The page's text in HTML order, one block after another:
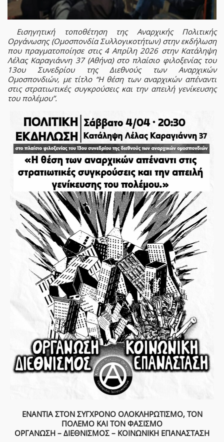
Εισηγητική τοποθέτηση της Αναρχικής Πολιτικής
Οργάνωσης (Ομοσπονδία Συλλογικοτήτων) στην εκδήλωση
που πραγματοποίησε στις 4 Απρίλη 2026 στην Κατάληψη
Λέλας Καραγιάννη 37 (Αθήνα) στο πλαίσιο φιλοξενίας του
13ου Συνεδρίου της Διεθνούς των Αναρχικών
Ομοσπονδιών, με τίτλο “Η θέση των αναρχικών απέναντι
στις στρατιωτικές συγκρούσεις και την απειλή γενίκευσης
του πολέμου”.
ΕΝΑΝΤΙΑ ΣΤΟΝ ΣΥΓΧΡΟΝΟ ΟΛΟΚΛΗΡΩΤΙΣΜΟ, ΤΟΝ
ΠΟΛΕΜΟ ΚΑΙ ΤΟΝ ΦΑΣΙΣΜΟ
ΟΡΓΑΝΩΣΗ – ΔΙΕΘΝΙΣΜΟΣ – ΚΟΙΝΩΝΙΚΗ ΕΠΑΝΑΣΤΑΣΗ